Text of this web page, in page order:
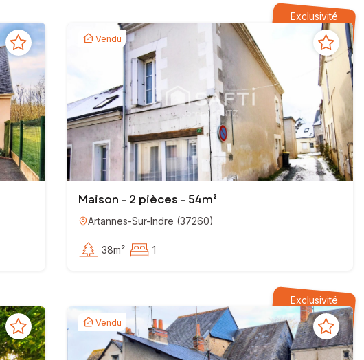
Exclusivité
Vendu
Maison - 2 pièces - 54m²
Artannes-Sur-Indre (37260)
38m² 1
Exclusivité
Vendu